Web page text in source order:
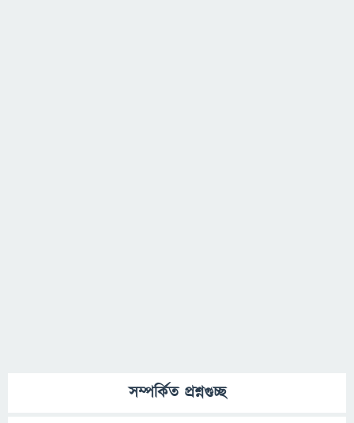
সম্পর্কিত প্রশ্নগুচ্ছ